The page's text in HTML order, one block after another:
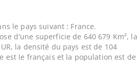
le pays suivant : France.
d'une superficie de 640 679 Km², la
la densité du pays est de 104
est le français et la population est de